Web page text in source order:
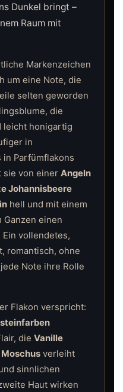
Dunkel bringt –
Raum mit
Markenzeichen
um eine Note, die
selten geworden
die
leicht honigartig
in
Parfümflakons
sie von einer Angeln
Johannisbeere
hell und mit einem
einen
vollendetes,
romantisch, ohne
Note ihre Rolle
Flakon verspricht:
die Vanille
verleiht
sinnlichen
Haut wirken